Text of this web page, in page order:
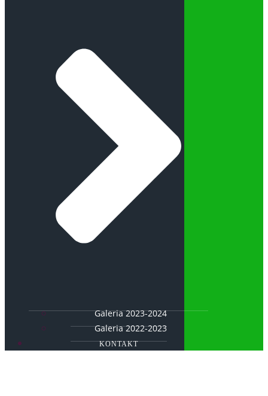
Galeria 2023-2024
Galeria 2022-2023
KONTAKT